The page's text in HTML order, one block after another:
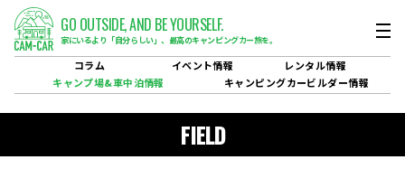
GO OUTSIDE,AND BE YOURSELF.
家にいるより「自分らしい」、 最高のキャンピングカー旅を。
コラム イベント情報 レンタル情報
キャンプ場&車中泊情報 キャンピングカービルダー情報
FIELD